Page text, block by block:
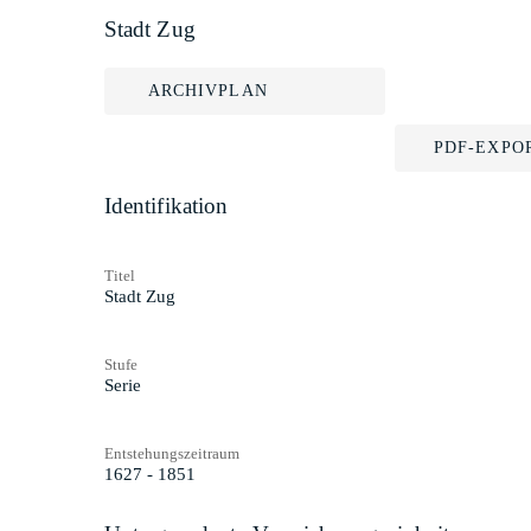
Stadt Zug
ARCHIVPLAN
PDF-
Identifikation
Titel
Stadt Zug
Stufe
Serie
Entstehungszeitraum
1627 - 1851